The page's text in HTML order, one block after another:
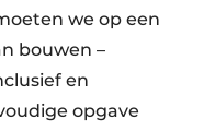
we op een
bouwen –
en
opgave